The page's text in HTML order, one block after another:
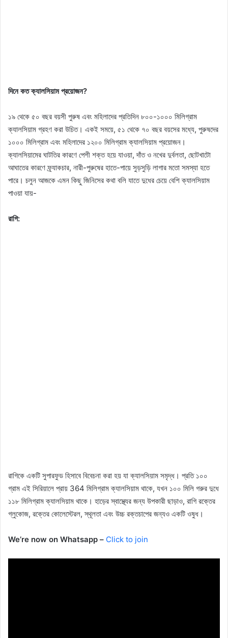
দিনে কত ক্যালসিয়াম প্রয়োজন?
১৯ থেকে ৫০ বছর বয়সী পুরুষ এবং মহিলাদের প্রতিদিন ৮০০-১০০০ মিলিগ্রাম
ক্যালসিয়াম গ্রহণ করা উচিত। একই সময়ে, ৫১ থেকে ৭০ বছর বয়সের মধ্যে, পুরুষদের
১০০০ মিলিগ্রাম এবং মহিলাদের ১২০০ মিলিগ্রাম ক্যালসিয়াম প্রয়োজন।
ক্যালসিয়ামের ঘাটতির কারণে পেশী শক্ত হয়ে যাওয়া, দাঁত ও নখের দুর্বলতা, ছোটখাটো
আঘাতের কারণে ফ্র্যাকচার, নারী-পুরুষের হাতে-পায়ে সুড়সুড়ি লাগার মতো সমস্যা হতে
পারে। চলুন আজকে এমন কিছু জিনিসের কথা বলি যাতে দুধের চেয়ে বেশি ক্যালসিয়াম
পাওয়া যায়-
রাগি:
রাগিকে একটি সুপারফুড হিসাবে বিবেচনা করা হয় যা ক্যালসিয়াম সমৃদ্ধ। প্রতি ১০০
গ্রাম এই সিরিয়ালে প্রায় 364 মিলিগ্রাম ক্যালসিয়াম থাকে, যখন ১০০ মিলি গরুর দুধে
১১৮ মিলিগ্রাম ক্যালসিয়াম থাকে। হাড়ের স্বাস্থ্যের জন্য উপকারী ছাড়াও, রাগি রক্তের
গ্লুকোজ, রক্তের কোলেস্টেরল, স্থূলতা এবং উচ্চ রক্তচাপের জন্যও একটি ওষুধ।
We’re now on Whatsapp – Click to join